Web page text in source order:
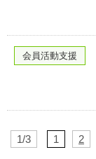
会員活動支援
1/3 1 2